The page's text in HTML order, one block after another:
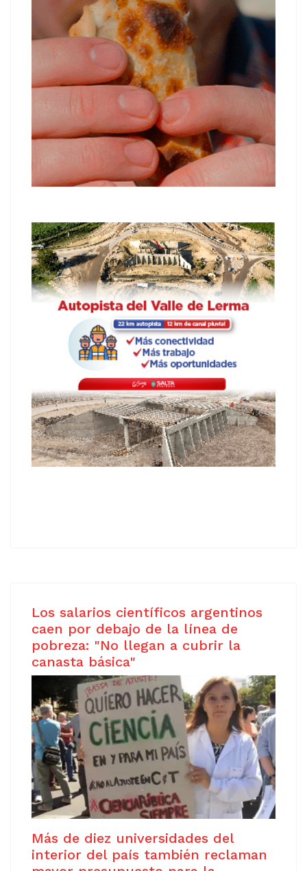
Los salarios científicos argentinos
caen por debajo de la línea de
pobreza: "No llegan a cubrir la
canasta básica"
Más de diez universidades del
interior del país también reclaman